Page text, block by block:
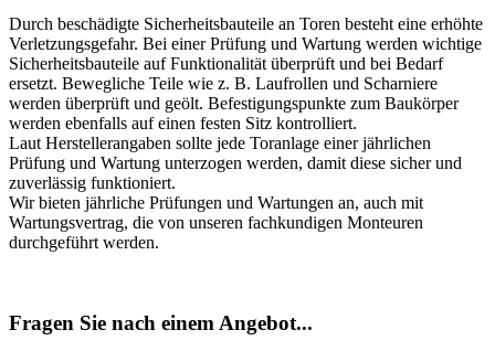
Durch beschädigte Sicherheitsbauteile an Toren besteht eine erhöhte
Verletzungsgefahr. Bei einer Prüfung und Wartung werden wichtige
Sicherheitsbauteile auf Funktionalität überprüft und bei Bedarf
ersetzt. Bewegliche Teile wie z. B. Laufrollen und Scharniere
werden überprüft und geölt. Befestigungspunkte zum Baukörper
werden ebenfalls auf einen festen Sitz kontrolliert.
Laut Herstellerangaben sollte jede Toranlage einer jährlichen
Prüfung und Wartung unterzogen werden, damit diese sicher und
zuverlässig funktioniert.
Wir bieten jährliche Prüfungen und Wartungen an, auch mit
Wartungsvertrag, die von unseren fachkundigen Monteuren
durchgeführt werden.
Fragen Sie nach einem Angebot...